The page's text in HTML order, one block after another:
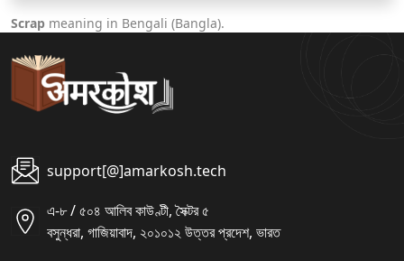
Scrap meaning in Bengali (Bangla).
support[@]amarkosh.tech
এ-৮ / ৫০৪ আলিব কাউণ্টী, সৈক্টর ৫
বসুন্ধরা, গাজিয়াবাদ, ২০১০১২ উত্তর প্রদেশ, ভারত